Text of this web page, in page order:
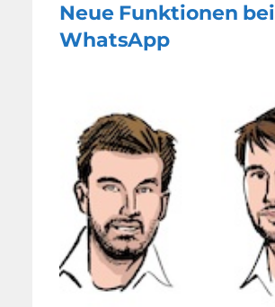
Neue Funktionen bei
WhatsApp